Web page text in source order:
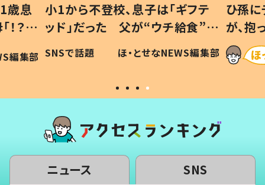
フテ
食”を
編集部
ひ孫にデレデレな80歳じいじ
が、抱っこすると…ひ孫の反応に
「涙が出ました」「可愛くて仕方な
い」
ほ・とせなNEWS編集部
ニュース SNS